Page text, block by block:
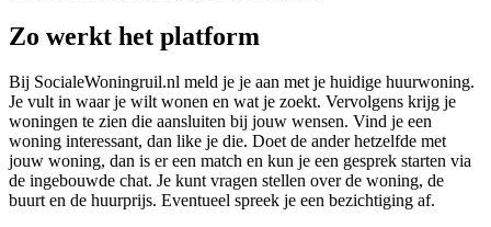
Zo werkt het platform
Bij SocialeWoningruil.nl meld je je aan met je huidige huurwoning.
Je vult in waar je wilt wonen en wat je zoekt. Vervolgens krijg je
woningen te zien die aansluiten bij jouw wensen. Vind je een
woning interessant, dan like je die. Doet de ander hetzelfde met
jouw woning, dan is er een match en kun je een gesprek starten via
de ingebouwde chat. Je kunt vragen stellen over de woning, de
buurt en de huurprijs. Eventueel spreek je een bezichtiging af.